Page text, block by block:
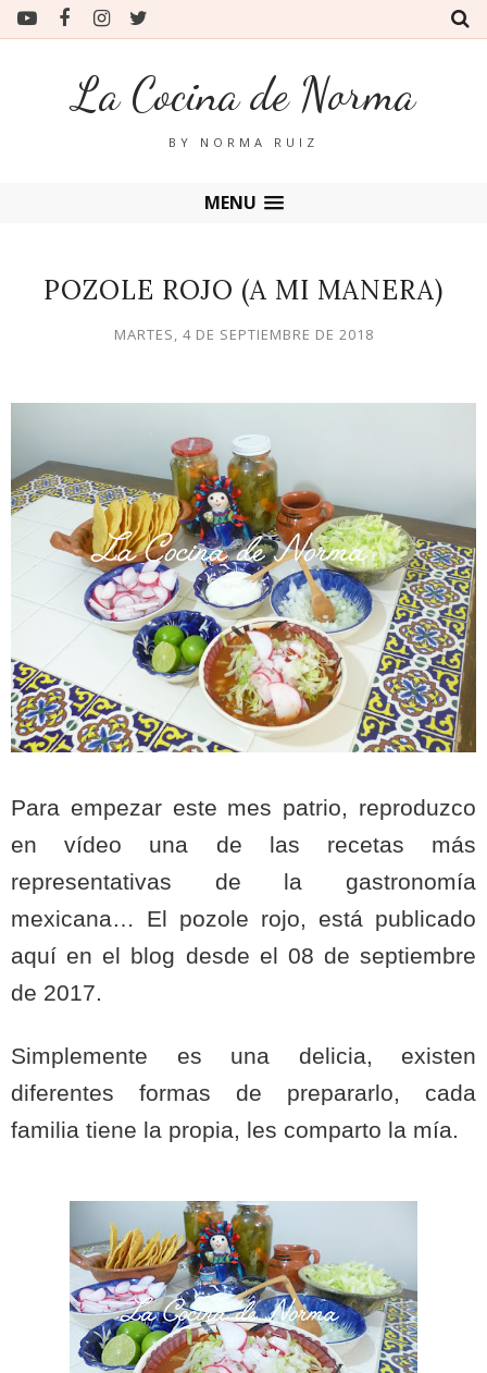
La Cocina de Norma
BY NORMA RUIZ
MENU
POZOLE ROJO (A MI MANERA)
MARTES, 4 DE SEPTIEMBRE DE 2018
Para empezar este mes patrio, reproduzco
en vídeo una de las recetas más
representativas de la gastronomía
mexicana… El pozole rojo, está publicado
aquí en el blog desde el 08 de septiembre
de 2017.
Simplemente es una delicia, existen
diferentes formas de prepararlo, cada
familia tiene la propia, les comparto la mía.